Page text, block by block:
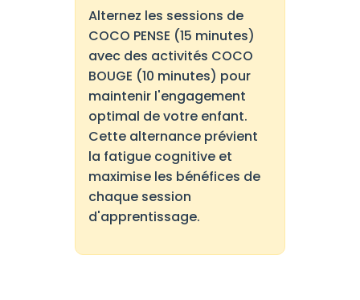
Alternez les sessions de
COCO PENSE (15 minutes)
avec des activités COCO
BOUGE (10 minutes) pour
maintenir l'engagement
optimal de votre enfant.
Cette alternance prévient
la fatigue cognitive et
maximise les bénéfices de
chaque session
d'apprentissage.